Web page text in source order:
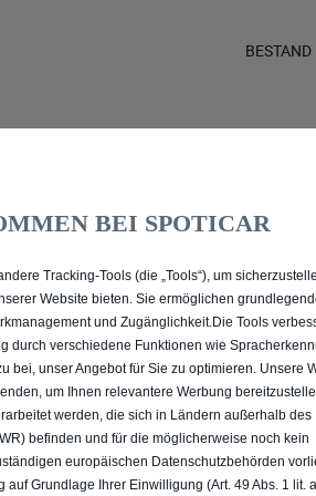
BESTAND
2008 MIT
BEI SPOTICAR
Tracking-Tools (die „Tools“), um
Website bieten. Sie ermöglichen
und Zugänglichkeit.Die Tools
durch verschiedene Funktionen wie
bei, unser Angebot für Sie zu optimieren. Unsere
um Ihnen relevantere Werbung
werden, die sich in Ländern außerhalb des
befinden und für die möglicherweise noch kein
europäischen Datenschutzbehörden
Grundlage Ihrer Einwilligung (Art. 49 Abs. 1 lit.